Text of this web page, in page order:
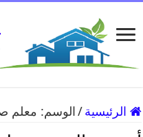
الرئيسية / الوسم: معلم